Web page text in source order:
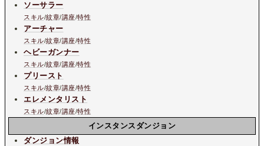
ソーサラー
スキル/紋章/講座/特性
アーチャー
スキル/紋章/講座/特性
ヘビーガンナー
スキル/紋章/講座/特性
プリースト
スキル/紋章/講座/特性
エレメンタリスト
スキル/紋章/講座/特性
インスタンスダンジョン
ダンジョン情報